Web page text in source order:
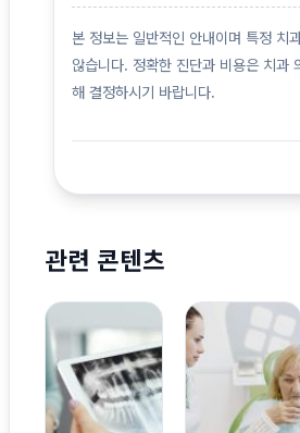
본 정보는 일반적인 안내이며 특정 치
않습니다. 정확한 진단과 비용은 치과
해 결정하시기 바랍니다.
관련 콘텐츠